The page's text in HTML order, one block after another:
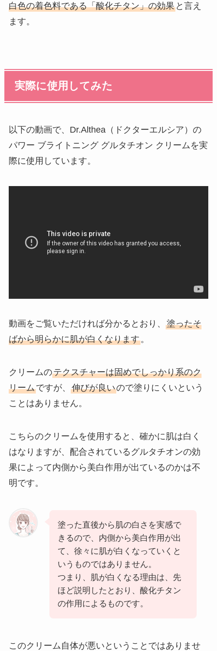
白色の着色料である「酸化チタン」の効果と言え
ます。
実際に使用してみた
以下の動画で、Dr.Althea（ドクターエルシア）の
パワー ブライトニング グルタチオン クリームを実
際に使用しています。
動画をご覧いただければ分かるとおり、 塗ったそ
ばから明らかに肌が白くなります。
クリームのテクスチャーは固めでしっかり系のク
リームですが、 伸びが良いので塗りにくいという
ことはありません。
こちらのクリームを使用すると、確かに肌は白く
はなりますが、配合されているグルタチオンの効
果によって内側から美白作用が出ているのかは不
明です。
塗った直後から肌の白さを実感で
きるので、内側から美白作用が出
て、徐々に肌が白くなっていくと
いうものではありません。
つまり、肌が白くなる理由は、先
ほど説明したとおり、酸化チタン
の作用によるものです。
このクリーム自体が悪いということではありませ